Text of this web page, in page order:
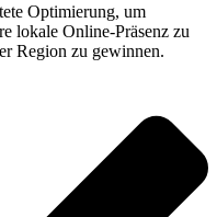
Optimierung, um
lokale Online-Präsenz zu
Region zu gewinnen.